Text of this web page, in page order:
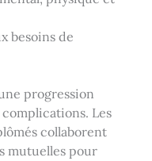
besoins de
progression
Les
collaborent
mutuelles pour